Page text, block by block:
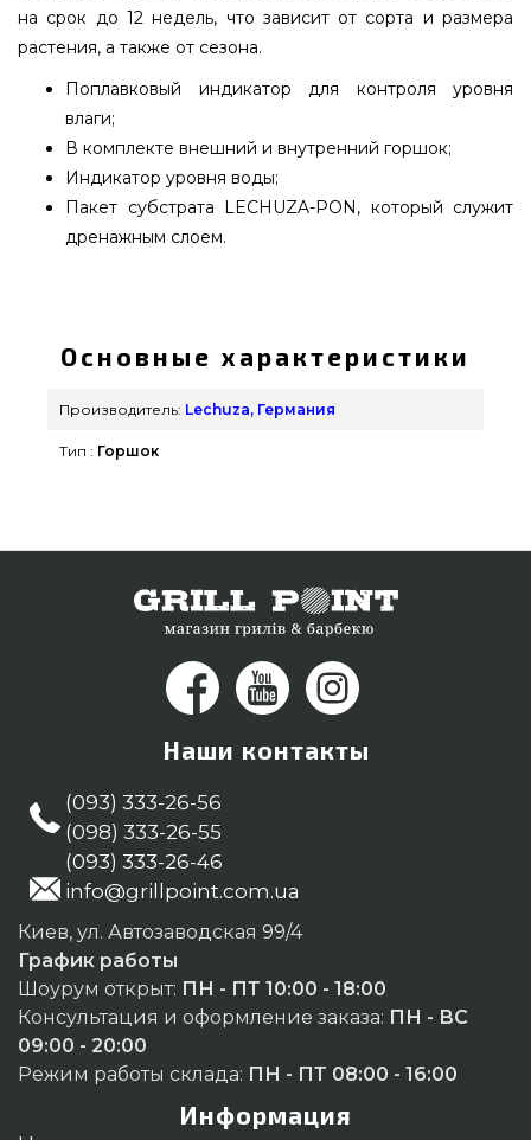
на срок до 12 недель, что зависит от сорта и размера
растения, а также от сезона.
Поплавковый индикатор для контроля уровня
влаги;
В комплекте внешний и внутренний горшок;
Индикатор уровня воды;
Пакет субстрата LECHUZA-PON, который служит
дренажным слоем.
Германия по доступной цене всего 8 089 грн. в
интернет каталоге грилей и мангалов
grillpoint.com.ua Смотрите и покупайте также
Поинт. Напишите прямо сейчас нашим
проживающим в регионах: Ужгород, Одесса,
Основные характеристики
Производитель: Lechuza, Германия
Тип : Горшок
Наши контакты
(093) 333-26-56
(098) 333-26-55
(093) 333-26-46
info@grillpoint.com.ua
Киев, ул. Автозаводская 99/4
График работы
Шоурум открыт: ПН - ПТ 10:00 - 18:00
Консультация и оформление заказа: ПН - ВС
09:00 - 20:00
Режим работы склада: ПН - ПТ 08:00 - 16:00
Информация